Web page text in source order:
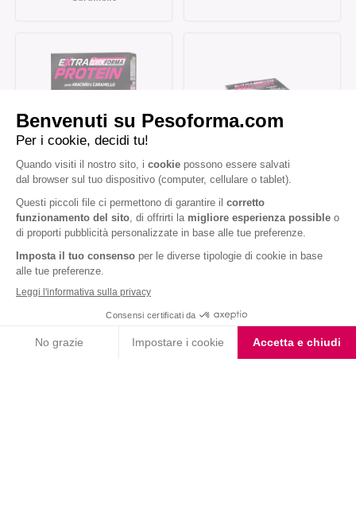
Barrette Extra Protein
Arachidi Caramello
Coppa Singola Extra
Protein Gusto Vaniglia
Caramello
Iscriviti alla newsletter